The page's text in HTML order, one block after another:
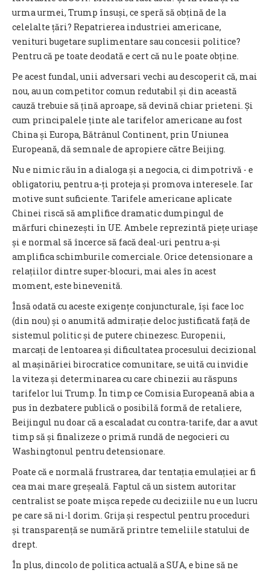
urma urmei, Trump însuși, ce speră să obțină de la
celelalte țări? Repatrierea industriei americane,
venituri bugetare suplimentare sau concesii politice?
Pentru că pe toate deodată e cert că nu le poate obține.
Pe acest fundal, unii adversari vechi au descoperit că, mai
nou, au un competitor comun redutabil și din această
cauză trebuie să țină aproape, să devină chiar prieteni. Și
cum principalele ținte ale tarifelor americane au fost
China și Europa, Bătrânul Continent, prin Uniunea
Europeană, dă semnale de apropiere către Beijing.
Nu e nimic rău în a dialoga și a negocia, ci dimpotrivă - e
obligatoriu, pentru a-ți proteja și promova interesele. Iar
motive sunt suficiente. Tarifele americane aplicate
Chinei riscă să amplifice dramatic dumpingul de
mărfuri chinezești în UE. Ambele reprezintă piețe uriașe
și e normal să încerce să facă deal-uri pentru a-și
amplifica schimburile comerciale. Orice detensionare a
relațiilor dintre super-blocuri, mai ales în acest
moment, este binevenită.
Însă odată cu aceste exigențe conjuncturale, își face loc
(din nou) și o anumită admirație deloc justificată față de
sistemul politic și de putere chinezesc. Europenii,
marcați de lentoarea și dificultatea procesului decizional
al mașinăriei birocratice comunitare, se uită cu invidie
la viteza și determinarea cu care chinezii au răspuns
tarifelor lui Trump. În timp ce Comisia Europeană abia a
pus în dezbatere publică o posibilă formă de retaliere,
Beijingul nu doar că a escaladat cu contra-tarife, dar a avut
timp să și finalizeze o primă rundă de negocieri cu
Washingtonul pentru detensionare.
Poate că e normală frustrarea, dar tentația emulației ar fi
cea mai mare greșeală. Faptul că un sistem autoritar
centralist se poate mișca repede cu deciziile nu e un lucru
pe care să ni-l dorim. Grija și respectul pentru proceduri
și transparență se numără printre temeliile statului de
drept.
În plus, dincolo de politica actuală a SUA, e bine să ne